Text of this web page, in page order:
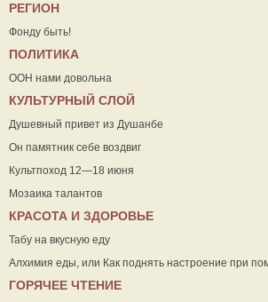
РЕГИОН
Фонду быть!
ПОЛИТИКА
ООН нами довольна
КУЛЬТУРНЫЙ СЛОЙ
Душевный привет из Душанбе
Он памятник себе воздвиг
Культпоход 12—18 июня
Мозаика талантов
КРАСОТА И ЗДОРОВЬЕ
Табу на вкусную еду
Алхимия еды, или Как поднять настроение при
ГОРЯЧЕЕ ЧТЕНИЕ